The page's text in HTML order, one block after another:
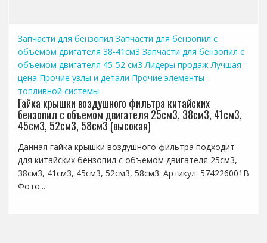
Запчасти для бензопил Запчасти для бензопил с
объемом двигателя 38-41см3 Запчасти для бензопил с
объемом двигателя 45-52 см3 Лидеры продаж Лучшая
цена Прочие узлы и детали Прочие элементы
топливной системы
Гайка крышки воздушного фильтра китайских
бензопил с объемом двигателя 25см3, 38см3, 41см3,
45см3, 52см3, 58см3 (высокая)
Данная гайка крышки воздушного фильтра подходит
для китайских бензопил с объемом двигателя 25см3,
38см3, 41см3, 45см3, 52см3, 58см3. Артикул: 574226001B
Фото...